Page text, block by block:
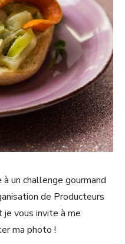
un challenge gourmand
de Producteurs
je vous invite à me
ma photo !